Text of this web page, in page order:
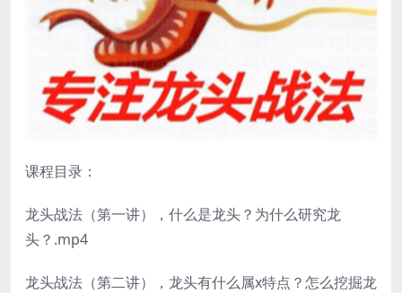
课程目录：
龙头战法（第一讲），什么是龙头？为什么研究龙
头？.mp4
龙头战法（第二讲），龙头有什么属x特点？怎么挖掘龙